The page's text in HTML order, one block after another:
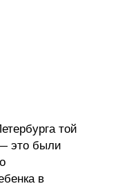
той
это были
в